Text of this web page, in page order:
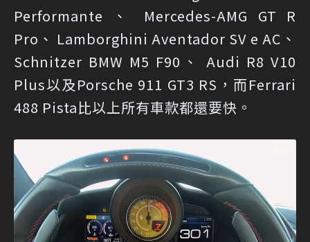
Performante 、 Mercedes-AMG GT R
Pro、 Lamborghini Aventador SV e AC、
Schnitzer BMW M5 F90、 Audi R8 V10
Plus以及Porsche 911 GT3 RS，而Ferrari
488 Pista比以上所有車款都還要快。